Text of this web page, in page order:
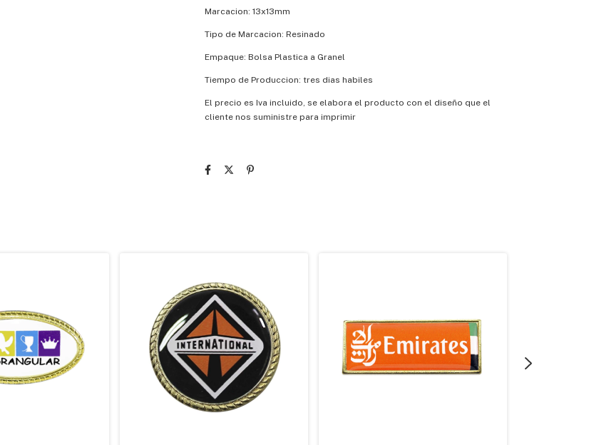
Marcacion: 13x13mm
Tipo de Marcacion: Resinado
Empaque: Bolsa Plastica a Granel
Tiempo de Produccion: tres dias habiles
El precio es Iva incluido, se elabora el producto con el diseño que el
cliente nos suministre para imprimir